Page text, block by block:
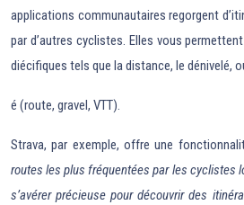
applications communautaires regorgent
par d’autres cyclistes. Elles vous
diécifiques tels que la distance, le dénivelé,
é (route, gravel, VTT).
Strava, par exemple, offre une
routes les plus fréquentées par les cyclistes
s’avérer précieuse pour découvrir des